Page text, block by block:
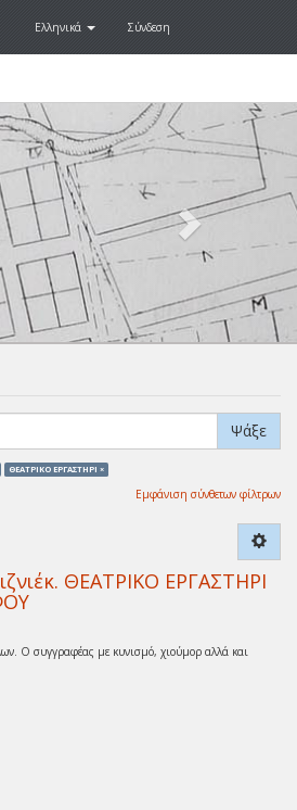
Ελληνικά Σύνδεση
Next
Ψάξε
ΘΕΑΤΡΙΚΟ ΕΡΓΑΣΤΗΡΙ ×
Εμφάνιση σύνθετων φίλτρων
ΘΕΑΤΡΙΚΟ ΕΡΓΑΣΤΗΡΙ
Ο συγγραφέας με κυνισμό, χιούμορ αλλά και